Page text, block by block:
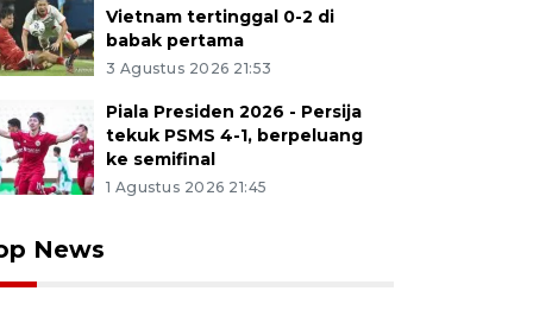
Vietnam tertinggal 0-2 di
babak pertama
3 Agustus 2026 21:53
Piala Presiden 2026 - Persija
tekuk PSMS 4-1, berpeluang
ke semifinal
1 Agustus 2026 21:45
News